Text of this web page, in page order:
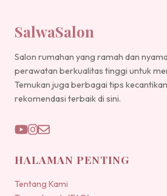
SalwaSalon
Salon rumahan yang ramah dan
perawatan berkualitas tinggi untuk
Temukan juga berbagai tips
rekomendasi terbaik di sini.
HALAMAN PENTING
Tentang Kami